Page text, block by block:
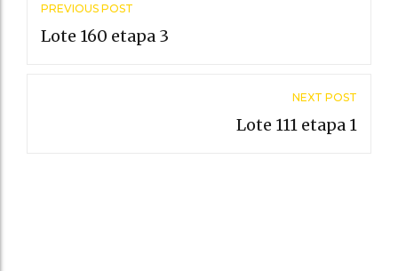
navigation
PREVIOUS POST
Lote 160 etapa 3
NEXT POST
Lote 111 etapa 1